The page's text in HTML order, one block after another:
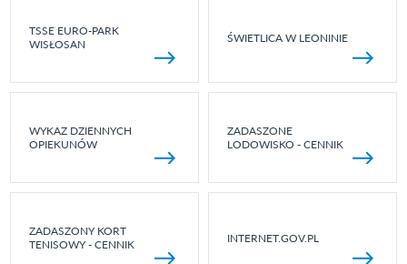
TSSE EURO-PARK
WISŁOSAN
ŚWIETLICA W LEONINIE
WYKAZ DZIENNYCH
OPIEKUNÓW
ZADASZONE
LODOWISKO - CENNIK
ZADASZONY KORT
TENISOWY - CENNIK
INTERNET.GOV.PL